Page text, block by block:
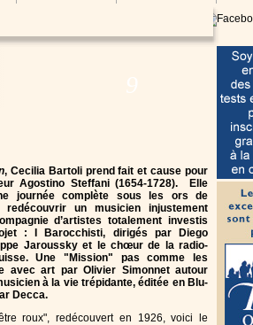
, Cecilia Bartoli prend fait et cause pour
Agostino Steffani (1654-1728). Elle
journée complète sous les ors de
redécouvrir un musicien injustement
d’artistes totalement investis
: I Barocchisti, dirigés par Diego
Jaroussky et le chœur de la radio-
Une "Mission" pas comme les
avec art par Olivier Simonnet autour
à la vie trépidante, éditée en Blu-
Decca.
roux", redécouvert en 1926, voici le